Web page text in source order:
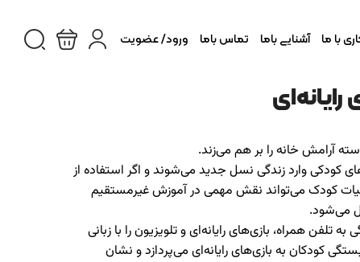
با ما آشنایی باما تماس باما ورود/ عضویت
آرامش خانه را بر هم می‌زند.
کودکی وارد زندگی نسل جدید می‌شوند و اگر استفاده از
کودک می‌تواند نقش مهمی در آموزش غیرمستقیم
می‌شود.
همراه، بازی‌های رایانه‌ای و تلویزیون را با زبانی
کودکان به بازی‌های رایانه‌ای می‌پردازد و نشان